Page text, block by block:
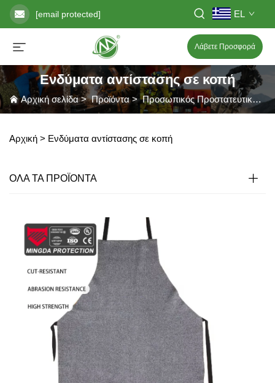
[email protected] EL
Λάβετε Προσφορά
Ενδύματα αντίστασης σε κοπή
Αρχική σελίδα>Προϊόντα>Προσωπικός Προστατευτικός Εξοπλισμός
Αρχική > Ενδύματα αντίστασης σε κοπή
ΟΛΑ ΤΑ ΠΡΟΪΟΝΤΑ